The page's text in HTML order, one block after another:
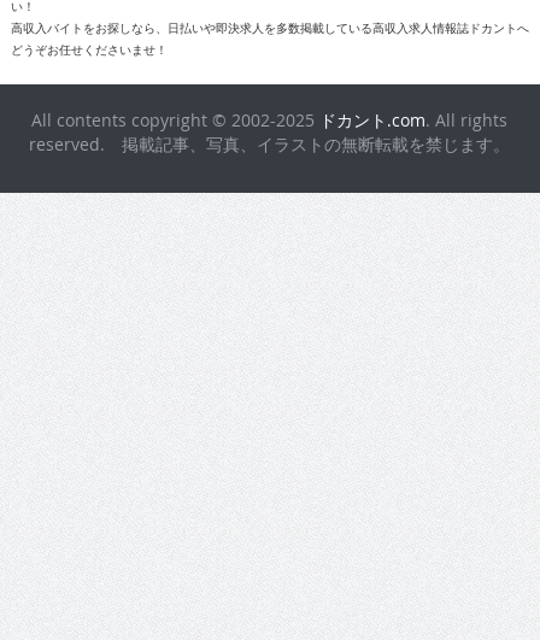
All contents copyright © 2002-2025
reserved. 掲載記事、写真、イラストの無断転載を禁じます。